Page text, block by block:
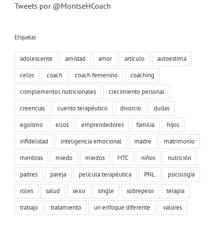
Tweets por @MontseHCoach
Etiquetas
adolescente amistad amor artículo
autoestima
celos
coach coach femenino
coaching
complementos nutricionales
crecimiento personal
creencias
cuento terapéutico divorcio
dudas
egoismo
ellos emprendedores familia
hijos
infidelidad
inteligencia emocional madre
matrimonio
mentiras
miedo miedos MTC niños
nutrición
padres
pareja película terapéutica PNL
psicología
roles
salud sexo single sobrepeso
terapia
trabajo
tratamiento un enfoque diferente valores